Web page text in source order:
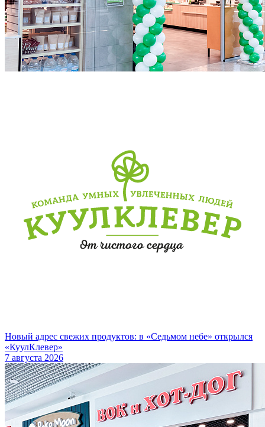
Новый адрес свежих продуктов: в «Седьмом небе» открылся
«КуулКлевер»
7 августа 2026